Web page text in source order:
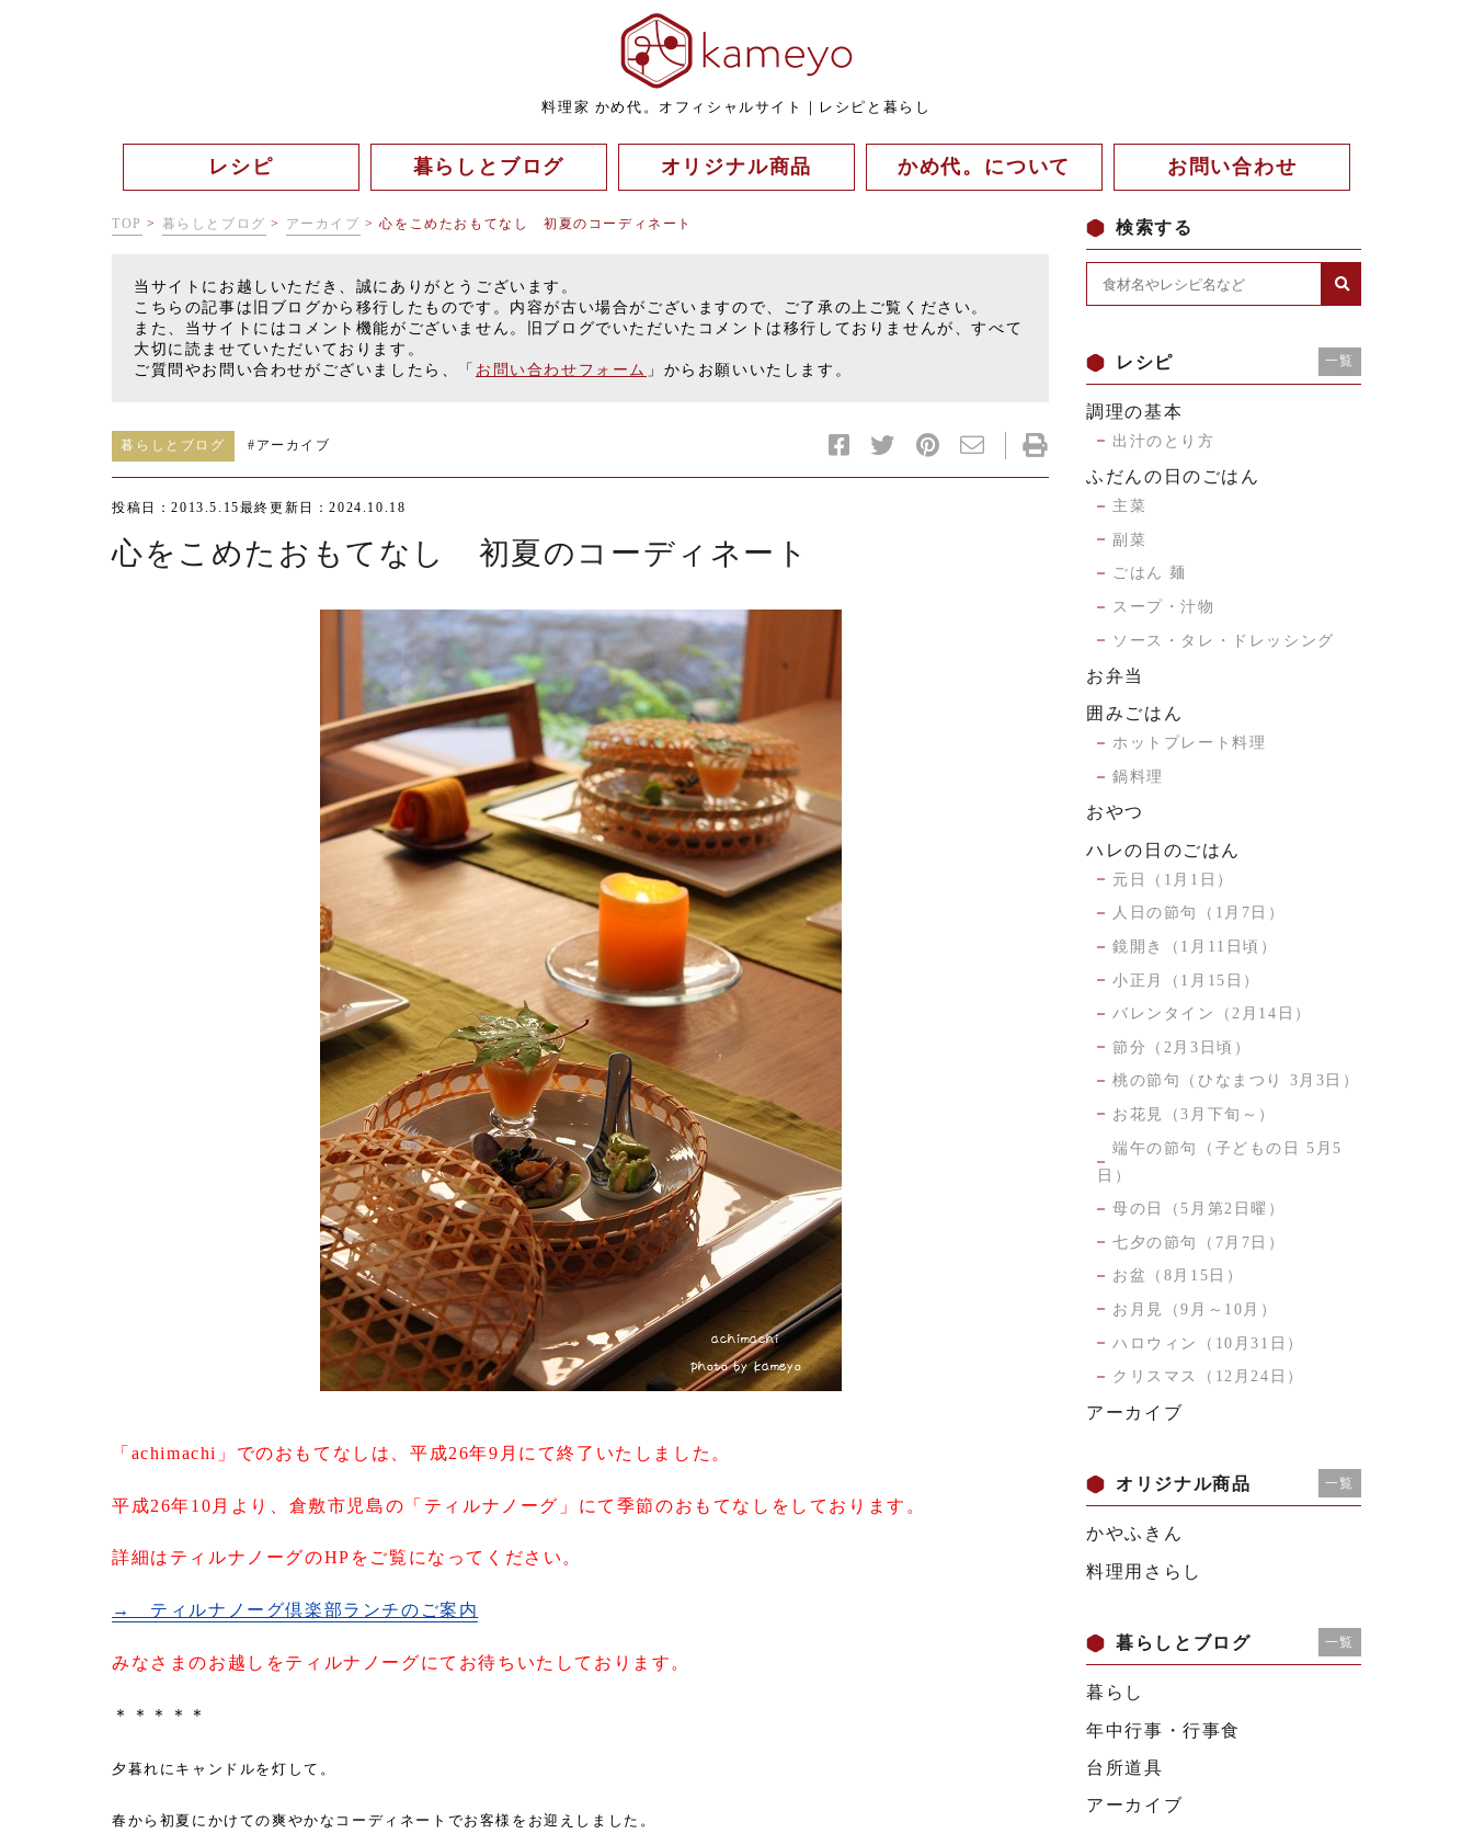
料理家 かめ代。オフィシャルサイト｜レシピと暮らし
レシピ 暮らしとブログ オリジナル商品 かめ代。について お問い合わせ
TOP > 暮らしとブログ > アーカイブ >心をこめたおもてなし 初夏のコーディネート
当サイトにお越しいただき、誠にありがとうございます。
こちらの記事は旧ブログから移行したものです。内容が古い場合がございますので、ご了承の上ご覧ください。
また、当サイトにはコメント機能がございません。旧ブログでいただいたコメントは移行しておりませんが、すべて
大切に読ませていただいております。
ご質問やお問い合わせがございましたら、「 お問い合わせフォーム 」からお願いいたします。
暮らしとブログ # アーカイブ
投稿日：2013.5.15最終更新日：2024.10.18
心をこめたおもてなし 初夏のコーディネート
「achimachi」でのおもてなしは、平成26年9月にて終了いたしました。
平成26年10月より、倉敷市児島の「ティルナノーグ」にて季節のおもてなしをしております。
詳細はティルナノーグのHPをご覧になってください。
→ ティルナノーグ倶楽部ランチのご案内
みなさまのお越しをティルナノーグにてお待ちいたしております。
＊＊＊＊＊
夕暮れにキャンドルを灯して。
春から初夏にかけての爽やかなコーディネートでお客様をお迎えしました。
検索する
レシピ 一覧
調理の基本
出汁のとり方
ふだんの日のごはん
主菜
副菜
ごはん 麺
スープ・汁物
ソース・タレ・ドレッシング
お弁当
囲みごはん
ホットプレート料理
鍋料理
おやつ
ハレの日のごはん
元日（1月1日）
人日の節句（1月7日）
鏡開き（1月11日頃）
小正月（1月15日）
バレンタイン（2月14日）
節分（2月3日頃）
桃の節句（ひなまつり 3月3日）
お花見（3月下旬～）
端午の節句（子どもの日 5月5
日）
母の日（5月第2日曜）
七夕の節句（7月7日）
お盆（8月15日）
お月見（9月～10月）
ハロウィン（10月31日）
クリスマス（12月24日）
アーカイブ
オリジナル商品 一覧
かやふきん
料理用さらし
暮らしとブログ 一覧
暮らし
年中行事・行事食
台所道具
アーカイブ